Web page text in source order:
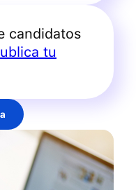
candidatos
tu